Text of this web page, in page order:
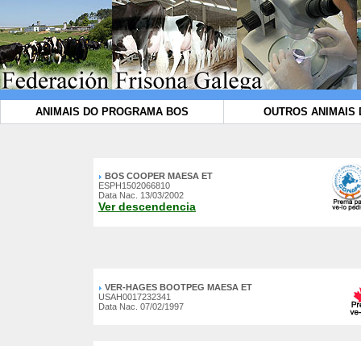
ANIMAIS DO PROGRAMA BOS OUTROS ANIMAIS
BOS COOPER MAESA ET
ESPH1502066810
Data Nac. 13/03/2002
Ver descendencia
VER-HAGES BOOTPEG MAESA ET
USAH0017232341
Data Nac. 07/02/1997